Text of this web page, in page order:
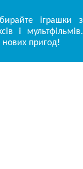
іграшки з
і мультфільмів.
нових пригод!